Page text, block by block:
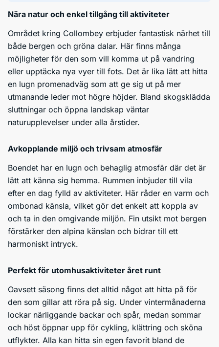
Nära natur och enkel tillgång till aktiviteter
Området kring Collombey erbjuder fantastisk närhet till
både bergen och gröna dalar. Här finns många
möjligheter för den som vill komma ut på vandring
eller upptäcka nya vyer till fots. Det är lika lätt att hitta
en lugn promenadväg som att ge sig ut på mer
utmanande leder mot högre höjder. Bland skogsklädda
sluttningar och öppna landskap väntar
naturupplevelser under alla årstider.
Avkopplande miljö och trivsam atmosfär
Boendet har en lugn och behaglig atmosfär där det är
lätt att känna sig hemma. Rummen inbjuder till vila
efter en dag fylld av aktiviteter. Här råder en varm och
ombonad känsla, vilket gör det enkelt att koppla av
och ta in den omgivande miljön. Fin utsikt mot bergen
förstärker den alpina känslan och bidrar till ett
harmoniskt intryck.
Perfekt för utomhusaktiviteter året runt
Oavsett säsong finns det alltid något att hitta på för
den som gillar att röra på sig. Under vintermånaderna
lockar närliggande backar och spår, medan sommar
och höst öppnar upp för cykling, klättring och sköna
utflykter. Alla kan hitta sin egen favorit bland de